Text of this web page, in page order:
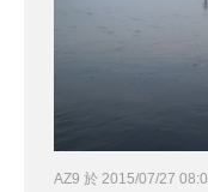
AZ9 於 2015/07/27 08: